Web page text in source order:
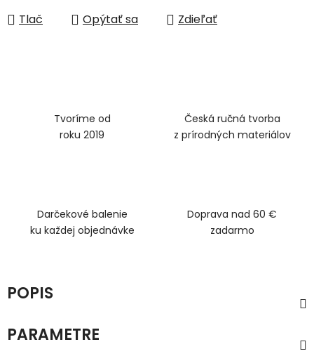
Tlač Opýtať sa Zdieľať
Tvoríme od
roku 2019
Česká ručná tvorba
z prírodných materiálov
Darčekové balenie
ku každej objednávke
Doprava nad 60 €
zadarmo
POPIS
PARAMETRE